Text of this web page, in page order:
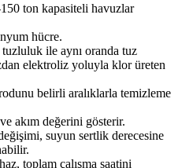
ton kapasiteli havuzlar
hücre.
ile aynı oranda tuz
elektroliz yoluyla klor üreten
belirli aralıklarla temizleme
akım değerini gösterir.
suyun sertlik derecesine
toplam çalışma saatini